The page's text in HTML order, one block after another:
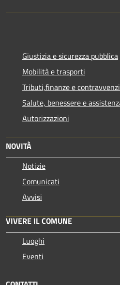
Giustizia e sicurezza pubblica
Mobilità e trasporti
Tributi,finanze e
Salute, benessere e
Autorizzazioni
NOVITÀ
Notizie
Comunicati
Avvisi
VIVERE IL COMUNE
Luoghi
Eventi